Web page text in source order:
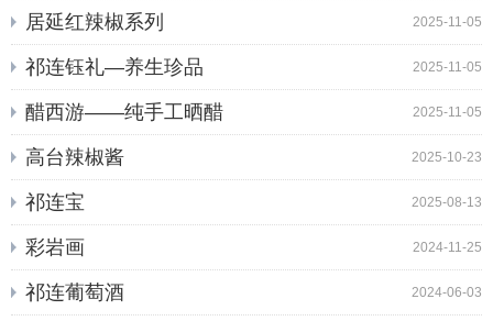
居延红辣椒系列 2025-11-05
祁连钰礼—养生珍品 2025-11-05
醋西游——纯手工晒醋 2025-11-05
高台辣椒酱 2025-10-23
祁连宝 2025-08-13
彩岩画 2024-11-25
祁连葡萄酒 2024-06-03